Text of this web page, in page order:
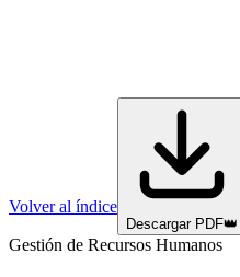
Volver al índice
Descargar PDF👑
Gestión de Recursos Humanos